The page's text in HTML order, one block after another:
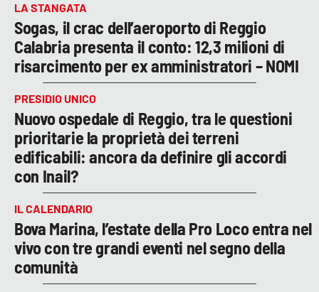
LA STANGATA
Sogas, il crac dell’aeroporto di Reggio
Calabria presenta il conto: 12,3 milioni di
risarcimento per ex amministratori – NOMI
PRESIDIO UNICO
Nuovo ospedale di Reggio, tra le questioni
prioritarie la proprietà dei terreni
edificabili: ancora da definire gli accordi
con Inail?
IL CALENDARIO
Bova Marina, l’estate della Pro Loco entra nel
vivo con tre grandi eventi nel segno della
comunità